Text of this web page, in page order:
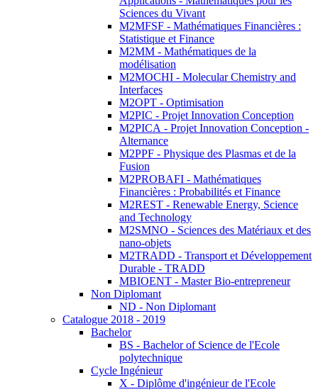
Sciences du Vivant
M2MFSF - Mathématiques Financières :
Statistique et Finance
M2MM - Mathématiques de la
modélisation
M2MOCHI - Molecular Chemistry and
Interfaces
M2OPT - Optimisation
M2PIC - Projet Innovation Conception
M2PICA - Projet Innovation Conception -
Alternance
M2PPF - Physique des Plasmas et de la
Fusion
M2PROBAFI - Mathématiques
Financières : Probabilités et Finance
M2REST - Renewable Energy, Science
and Technology
M2SMNO - Sciences des Matériaux et des
nano-objets
M2TRADD - Transport et Développement
Durable - TRADD
MBIOENT - Master Bio-entrepreneur
Non Diplomant
ND - Non Diplomant
Catalogue 2018 - 2019
Bachelor
BS - Bachelor of Science de l'Ecole
polytechnique
Cycle Ingénieur
X - Diplôme d'ingénieur de l'Ecole